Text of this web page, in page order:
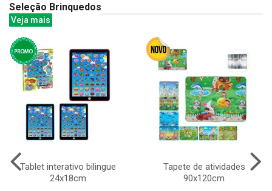
Seleção Brinquedos
Veja mais
Tablet interativo bilingue
24x18cm
Tapete de atividades
90x120cm